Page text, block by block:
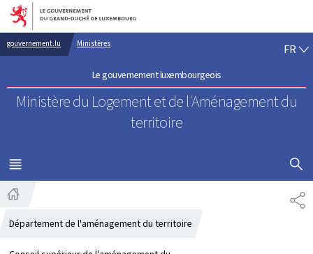
Aller au menu principal
Aller au contenu
gouvernement.lu Ministères
Le gouvernement luxembourgeois
Ministère du Logementet de l'Aménagement du
territoire
FR
MENU
PRINCIPAL
Département de l'aménagement du territoire